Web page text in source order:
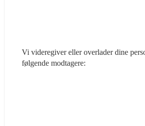
Vi videregiver eller overlader dine
følgende modtagere: